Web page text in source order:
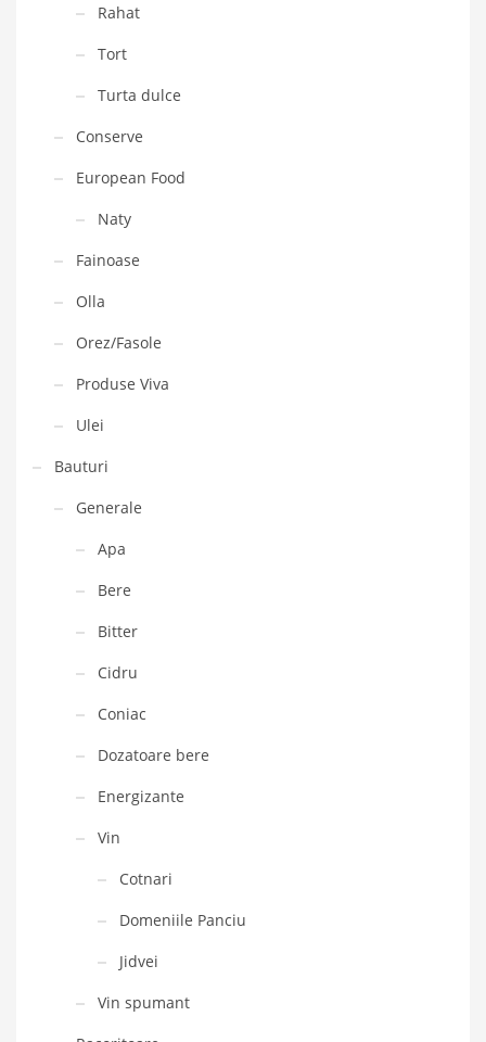
Rahat
Tort
Turta dulce
Conserve
European Food
Naty
Fainoase
Olla
Orez/Fasole
Produse Viva
Ulei
Bauturi
Generale
Apa
Bere
Bitter
Cidru
Coniac
Dozatoare bere
Energizante
Vin
Cotnari
Domeniile Panciu
Jidvei
Vin spumant